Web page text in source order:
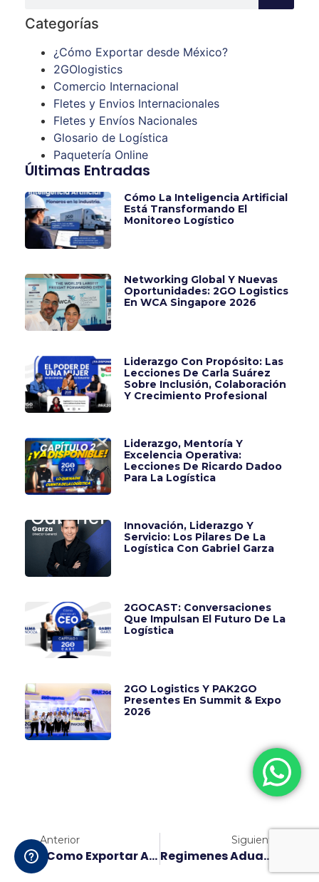
Categorías
¿Cómo Exportar desde México?
2GOlogistics
Comercio Internacional
Fletes y Envios Internacionales
Fletes y Envíos Nacionales
Glosario de Logística
Paquetería Online
Últimas Entradas
Cómo La Inteligencia Artificial
Está Transformando El
Monitoreo Logístico
Networking Global Y Nuevas
Oportunidades: 2GO Logistics
En WCA Singapore 2026
Liderazgo Con Propósito: Las
Lecciones De Carla Suárez
Sobre Inclusión, Colaboración
Y Crecimiento Profesional
Liderazgo, Mentoría Y
Excelencia Operativa:
Lecciones De Ricardo Dadoo
Para La Logística
Innovación, Liderazgo Y
Servicio: Los Pilares De La
Logística Con Gabriel Garza
2GOCAST: Conversaciones
Que Impulsan El Futuro De La
Logística
2GO Logistics Y PAK2GO
Presentes En Summit & Expo
2026
Anterior
¿Como Exportar A España Desde México? Requisitos Envío
Siguiente
Regimenes Aduaneros En México, Tipos Y Características